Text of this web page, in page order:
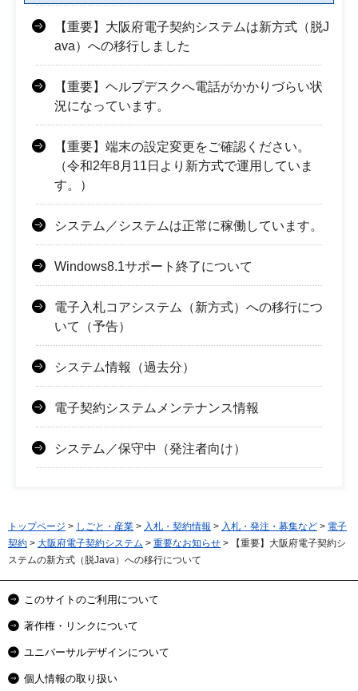
【重要】大阪府電子契約システムは新方式（脱J
ava）への移行しました
【重要】ヘルプデスクへ電話がかかりづらい状
況になっています。
【重要】端末の設定変更をご確認ください。
（令和2年8月11日より新方式で運用していま
す。）
システム／システムは正常に稼働しています。
Windows8.1サポート終了について
電子入札コアシステム（新方式）への移行につ
いて（予告）
システム情報（過去分）
電子契約システムメンテナンス情報
システム／保守中（発注者向け）
トップページ > しごと・産業 > 入札・契約情報 > 入札・発注・募集など > 電子
契約 > 大阪府電子契約システム > 重要なお知らせ > 【重要】大阪府電子契約シ
ステムの新方式（脱Java）への移行について
このサイトのご利用について
著作権・リンクについて
ユニバーサルデザインについて
個人情報の取り扱い